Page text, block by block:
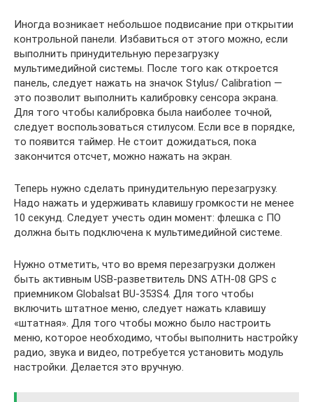
Иногда возникает небольшое подвисание при открытии
контрольной панели. Избавиться от этого можно, если
выполнить принудительную перезагрузку
мультимедийной системы. После того как откроется
панель, следует нажать на значок Stylus/ Calibration —
это позволит выполнить калибровку сенсора экрана.
Для того чтобы калибровка была наиболее точной,
следует воспользоваться стилусом. Если все в порядке,
то появится таймер. Не стоит дожидаться, пока
закончится отсчет, можно нажать на экран.
Теперь нужно сделать принудительную перезагрузку.
Надо нажать и удерживать клавишу громкости не менее
10 секунд. Следует учесть один момент: флешка с ПО
должна быть подключена к мультимедийной системе.
Нужно отметить, что во время перезагрузки должен
быть активным USB-разветвитель DNS ATH-08 GPS с
приемником Globalsat BU-353S4. Для того чтобы
включить штатное меню, следует нажать клавишу
«штатная». Для того чтобы можно было настроить
меню, которое необходимо, чтобы выполнить настройку
радио, звука и видео, потребуется установить модуль
настройки. Делается это вручную.